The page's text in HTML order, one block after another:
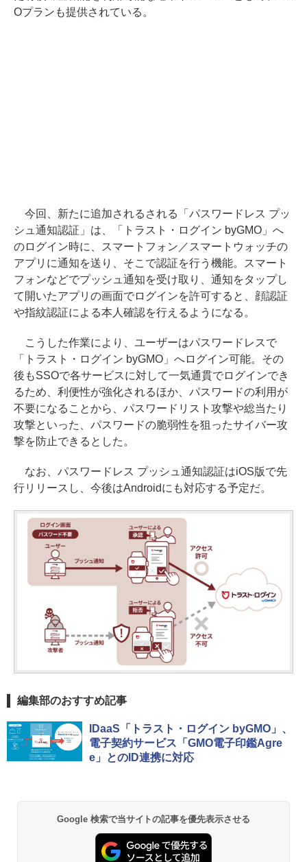
Oプランも提供されている。
今回、新たに追加されるされる「パスワードレス プッ
シュ通知認証」は、「トラスト・ログイン byGMO」へ
のログイン時に、スマートフォン／スマートウォッチの
アプリに通知を送り、そこで認証を行う機能。スマート
フォンなどでプッシュ通知を受け取り、通知をタップし
て開いたアプリの画面でログインを許可すると、顔認証
や指紋認証による本人確認を行えるようになる。
こうした作業により、ユーザーはパスワードレスで
「トラスト・ログイン byGMO」へログイン可能。その
後もSSOで各サービスに対して一気通貫でログインでき
るため、利便性が強化されるほか、パスワードの利用が
不要になることから、パスワードリスト攻撃や総当たり
攻撃といった、パスワードの脆弱性を狙ったサイバー攻
撃を防止できるとした。
なお、パスワードレス プッシュ通知認証はiOS版で先
行リリースし、今後はAndroidにも対応する予定だ。
編集部のおすすめ記事
IDaaS「トラスト・ログイン byGMO」、
電子契約サービス「GMO電子印鑑Agre
e」とのID連携に対応
Google 検索で当サイトの記事を優先表示させる